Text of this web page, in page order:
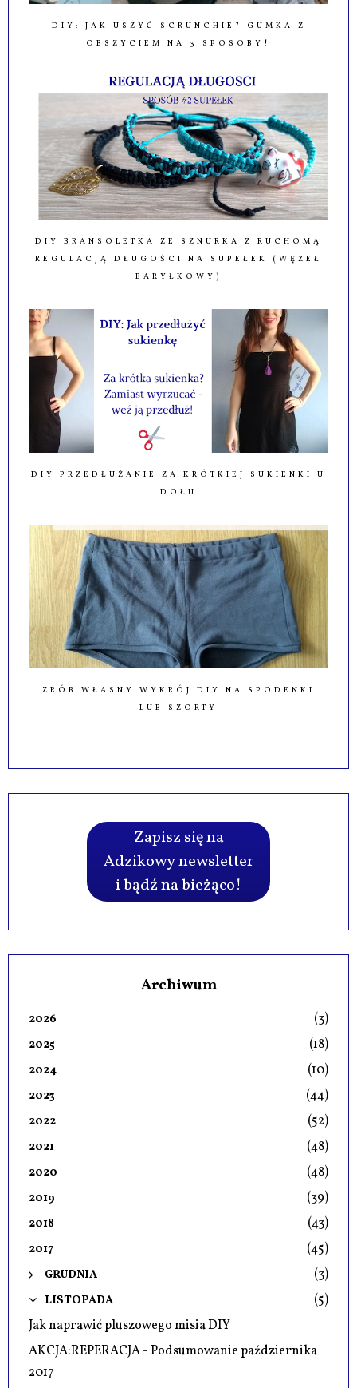
DIY: JAK USZYĆ SCRUNCHIE? GUMKA Z
OBSZYCIEM NA 3 SPOSOBY!
DIY BRANSOLETKA ZE SZNURKA Z RUCHOMĄ
REGULACJĄ DŁUGOŚCI NA SUPEŁEK (WĘZEŁ
BARYŁKOWY)
DIY PRZEDŁUŻANIE ZA KRÓTKIEJ SUKIENKI U
DOŁU
ZRÓB WŁASNY WYKRÓJ DIY NA SPODENKI
LUB SZORTY
Zapisz się na
Adzikowy newsletter
i bądź na bieżąco!
Archiwum
2026 (3)
2025 (18)
2024 (10)
2023 (44)
2022 (52)
2021 (48)
2020 (48)
2019 (39)
2018 (43)
2017 (45)
GRUDNIA (3)
LISTOPADA
(5)
Jak naprawić pluszowego misia DIY
AKCJA:REPERACJA - Podsumowanie października
2017